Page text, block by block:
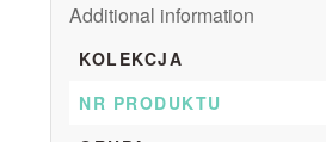
Additional information
KOLEKCJA
NR PRODUKTU